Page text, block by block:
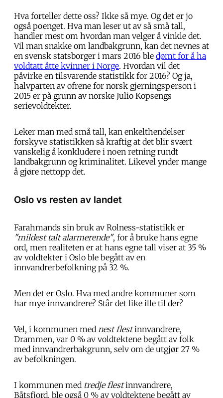
Hva forteller dette oss? Ikke så mye. Og det er jo
også poenget. Hva man leser ut av så små tall,
handler mest om hvordan man velger å vinkle det.
Vil man snakke om landbakgrunn, kan det nevnes at
en svensk statsborger i mars 2016 ble dømt for å ha
voldtatt åtte kvinner i Norge. Hvordan vil det
påvirke en tilsvarende statistikk for 2016? Og ja,
halvparten av ofrene for norsk gjerningsperson i
2015 er på grunn av norske Julio Kopsengs
serievoldtekter.
Leker man med små tall, kan enkelthendelser
forskyve statistikken så kraftig at det blir svært
vanskelig å konkludere i noen retning rundt
landbakgrunn og kriminalitet. Likevel ynder mange
å gjøre nettopp det.
Oslo vs resten av landet
Farahmands sin bruk av Rolness-statistikk er
"mildest talt alarmerende", for å bruke hans egne
ord, men realiteten er at hans egne tall viser at 35 %
av voldtekter i Oslo ble begått av en
innvandrerbefolkning på 32 %.
Men det er Oslo. Hva med andre kommuner som
har mye innvandrere? Står det like ille til der?
Vel, i kommunen med nest flestinnvandrere,
Drammen, var 0 % av voldtektene begått av folk
med innvandrerbakgrunn, selv om de utgjør 27 %
av befolkningen.
I kommunen med tredje flestinnvandrere,
Båtsfjord, ble også 0 % av voldtektene begått av